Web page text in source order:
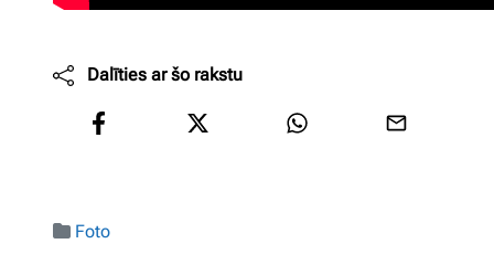
Dalīties ar šo rakstu
Foto